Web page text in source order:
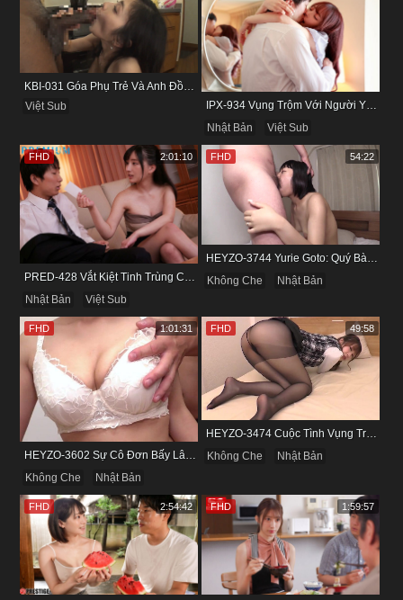
KBI-031 Góa Phụ Trẻ Và Anh Đồng Nghiệp Cũ
Việt Sub
IPX-934 Vụng Trộm Với Người Yêu Cũ Trong Khách Sạn
Nhật Bản
Việt Sub
PRED-428 Vắt Kiệt Tinh Trùng Của Bạn Trai Để Chừa Thói Lăng Nhăng
Nhật Bản
Việt Sub
FHD 2:01:10
HEYZO-3744 Yurie Goto: Quý Bà Dâm Phụ & Cơn Cuồng Si Mùi Buồi Khắm
Không Che
Nhật Bản
FHD 54:22
Không Che
Nhật Bản
FHD 1:01:31
Không Che
Nhật Bản
FHD 49:58
FHD 2:54:42 FHD 1:59:57